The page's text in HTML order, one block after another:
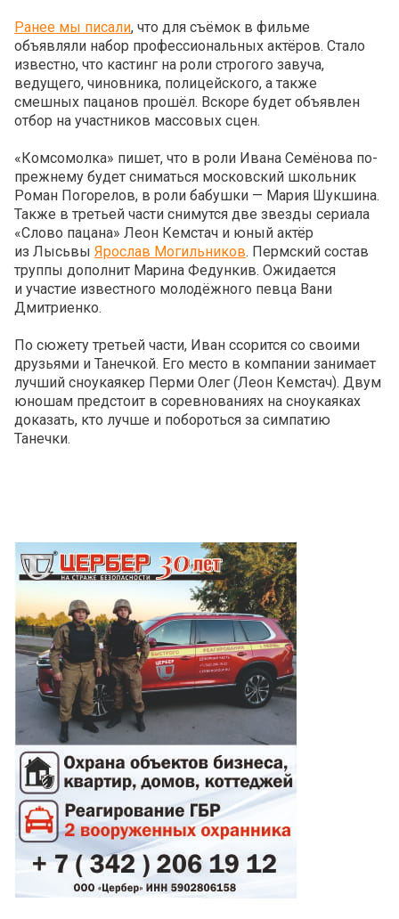
Ранее мы писали, что для съёмок в фильме
объявляли набор профессиональных актёров. Стало
известно, что кастинг на роли строгого завуча,
ведущего, чиновника, полицейского, а также
смешных пацанов прошёл. Вскоре будет объявлен
отбор на участников массовых сцен.
«Комсомолка» пишет, что в роли Ивана Семёнова по-
прежнему будет сниматься московский школьник
Роман Погорелов, в роли бабушки — Мария Шукшина.
Также в третьей части снимутся две звезды сериала
«Слово пацана» Леон Кемстач и юный актёр
из Лысьвы Ярослав Могильников. Пермский состав
труппы дополнит Марина Федункив. Ожидается
и участие известного молодёжного певца Вани
Дмитриенко.
По сюжету третьей части, Иван ссорится со своими
друзьями и Танечкой. Его место в компании занимает
лучший сноукаякер Перми Олег (Леон Кемстач). Двум
юношам предстоит в соревнованиях на сноукаяках
доказать, кто лучше и побороться за симпатию
Танечки.